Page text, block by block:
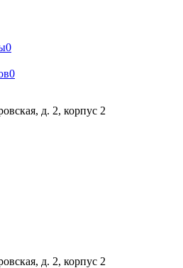
0
0
д. 2, корпус 2
д. 2, корпус 2